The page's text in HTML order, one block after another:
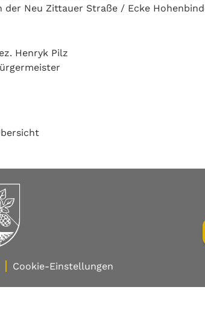
Neu Zittauer Straße / Ecke
Henryk Pilz
Cookie-Einstellungen